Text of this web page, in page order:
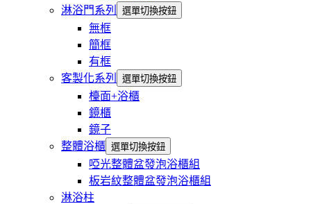
淋浴門系列
選單切換按鈕
無框
簡框
有框
客製化系列
選單切換按鈕
檯面+浴櫃
鏡櫃
鏡子
整體浴櫃 選單切換按鈕
啞光整體盆發泡浴櫃組
板岩紋整體盆發泡浴櫃組
淋浴柱